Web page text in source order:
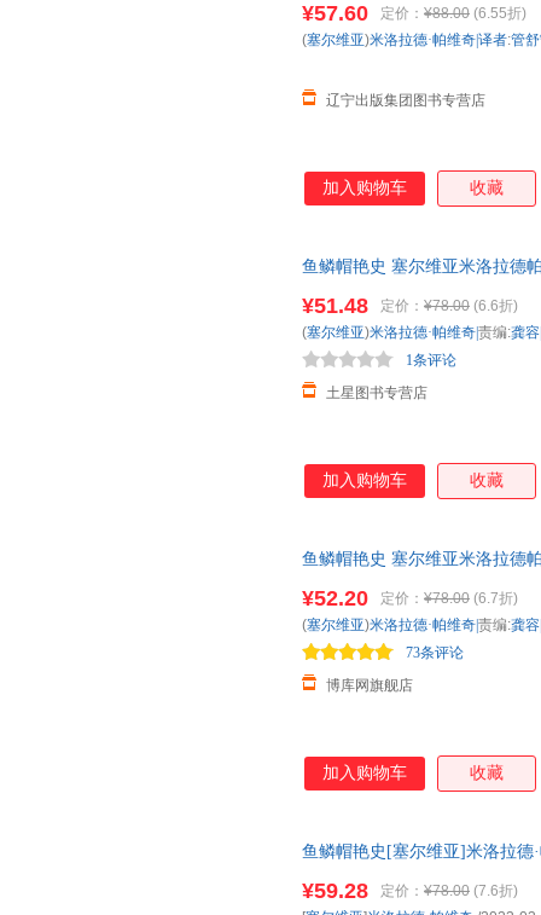
¥57.60 定价： ¥88.00 (6.55折)
辽宁出版集团图书专营店
(塞尔维亚)米洛拉德·帕维奇|译者:管
加入购物车 收藏
鱼鳞帽艳史 塞尔维亚米洛拉德
¥51.48 定价： ¥78.00 (6.6折)
土星图书专营店
1条评论
(塞尔维亚)米洛拉德·帕维奇|责编:龚
加入购物车 收藏
鱼鳞帽艳史 塞尔维亚米洛拉德
¥52.20 定价： ¥78.00 (6.7折)
博库网旗舰店
73条评论
(塞尔维亚)米洛拉德·帕维奇|责编:龚
加入购物车 收藏
鱼鳞帽艳史[塞尔维亚]米洛拉德
¥59.28 定价： ¥78.00 (7.6折)